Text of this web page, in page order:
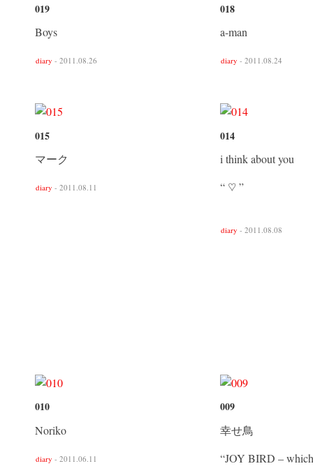
019
Boys
diary - 2011.08.26
018
a-man
diary - 2011.08.24
015
マーク
diary - 2011.08.11
014
i think about you
“ ♡ ”
diary - 2011.08.08
010
Noriko
diary - 2011.06.11
009
幸せ鳥
“JOY BIRD –